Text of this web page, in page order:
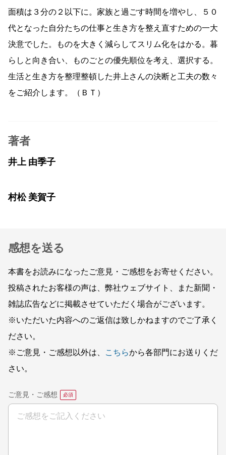
面積は３分の２以下に。家族と過ごす時間を増やし、５０
代となった自分たちの仕事と生き方を整え直すための一大
決意でした。ものを大きく減らしてスリム化をはかる。暮
らしと向き合い、ものごとの優先順位を考え、選択する。
生活と生き方を整理整頓した井上さんの決断と工夫の数々
をご紹介します。（ＢＴ）
著者
井上 由季子
村松 美賀子
感想を送る
本書をお読みになったご意見・ご感想をお寄せください。
投稿されたお客様の声は、弊社ウェブサイト、また新聞・
雑誌広告などに掲載させていただく場合がございます。
※いただいた内容へのご返信は致しかねますのでご了承く
ださい。
※ご意見・ご感想以外は、
こちらから各部門にお送りくだ
さい。
ご意見・ご感想